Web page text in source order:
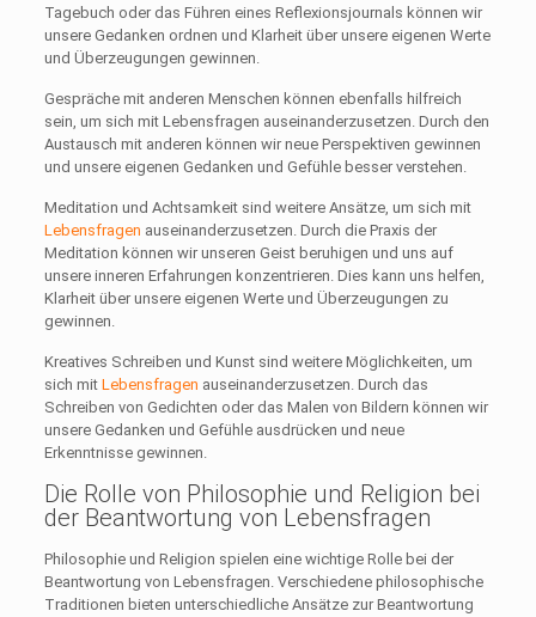
Tagebuch oder das Führen eines Reflexionsjournals können wir
unsere Gedanken ordnen und Klarheit über unsere eigenen Werte
und Überzeugungen gewinnen.
Gespräche mit anderen Menschen können ebenfalls hilfreich
sein, um sich mit Lebensfragen auseinanderzusetzen. Durch den
Austausch mit anderen können wir neue Perspektiven gewinnen
und unsere eigenen Gedanken und Gefühle besser verstehen.
Meditation und Achtsamkeit sind weitere Ansätze, um sich mit
Lebensfragen auseinanderzusetzen. Durch die Praxis der
Meditation können wir unseren Geist beruhigen und uns auf
unsere inneren Erfahrungen konzentrieren. Dies kann uns helfen,
Klarheit über unsere eigenen Werte und Überzeugungen zu
gewinnen.
Kreatives Schreiben und Kunst sind weitere Möglichkeiten, um
sich mit Lebensfragen auseinanderzusetzen. Durch das
Schreiben von Gedichten oder das Malen von Bildern können wir
unsere Gedanken und Gefühle ausdrücken und neue
Erkenntnisse gewinnen.
Die Rolle von Philosophie und Religion bei
der Beantwortung von Lebensfragen
Philosophie und Religion spielen eine wichtige Rolle bei der
Beantwortung von Lebensfragen. Verschiedene philosophische
Traditionen bieten unterschiedliche Ansätze zur Beantwortung